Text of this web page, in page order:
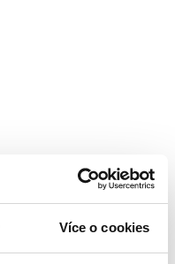
Více o cookies